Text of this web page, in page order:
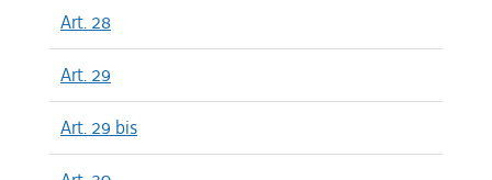
Art. 28
Art. 29
Art. 29 bis